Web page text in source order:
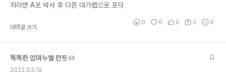
저라면 A로 박사 후 다른 대가랩으로 포닥
대댓글 쓰기
0 0 0 0 0
똑똑한 임마누엘 칸트
2022.03.19